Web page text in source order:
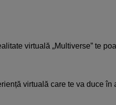
virtuală „Multiverse” te
virtuală care te va duce în